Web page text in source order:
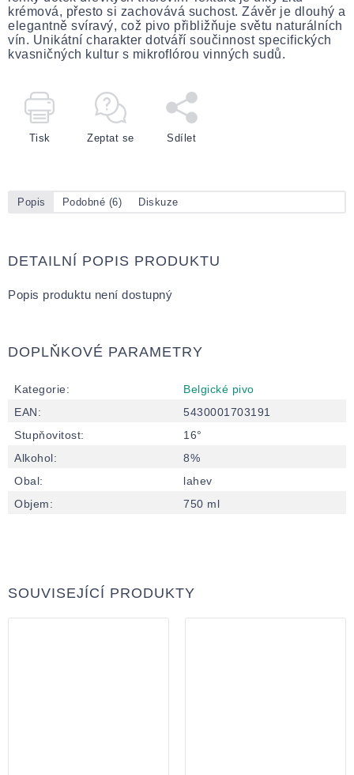
krémová, přesto si zachovává suchost. Závěr je dlouhý a
elegantně svíravý, což pivo přibližňuje světu naturálních
vín. Unikátní charakter dotváří součinnost specifických
kvasničných kultur s mikroflórou vinných sudů.
Tisk Zeptat se Sdílet
Popis Podobné (6) Diskuze
DETAILNÍ POPIS PRODUKTU
Popis produktu není dostupný
DOPLŇKOVÉ PARAMETRY
Kategorie:
Belgické pivo
EAN:
5430001703191
Stupňovitost:
16°
Alkohol:
8%
Obal:
lahev
Objem: 750 ml
SOUVISEJÍCÍ PRODUKTY